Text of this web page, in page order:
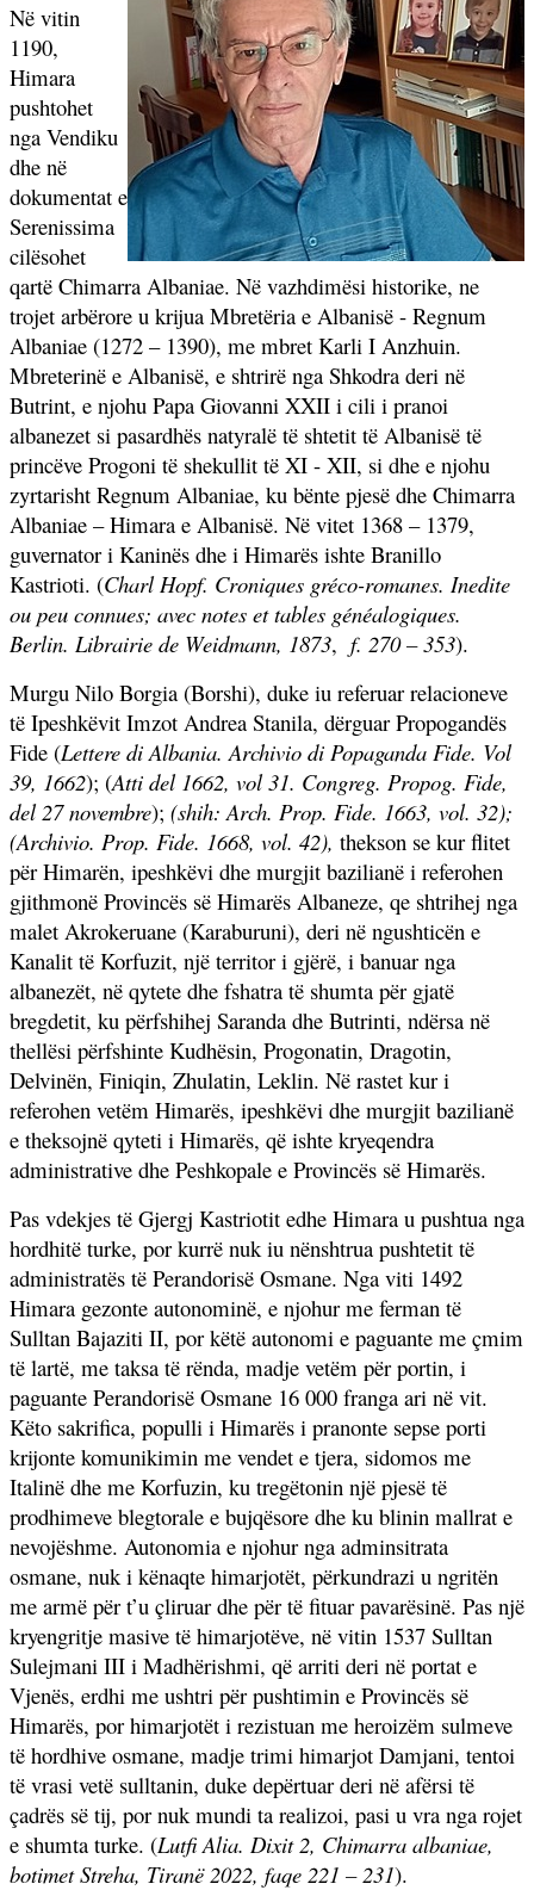
Në vitin
1190,
Himara
pushtohet
nga Vendiku
dhe në
dokumentat e
Serenissima
cilësohet
qartë Chimarra Albaniae. Në vazhdimësi historike, ne
trojet arbërore u krijua Mbretëria e Albanisë - Regnum
Albaniae (1272 – 1390), me mbret Karli I Anzhuin.
Mbreterinë e Albanisë, e shtrirë nga Shkodra deri në
Butrint, e njohu Papa Giovanni XXII i cili i pranoi
albanezet si pasardhës natyralë të shtetit të Albanisë të
princëve Progoni të shekullit të XI - XII, si dhe e njohu
zyrtarisht Regnum Albaniae, ku bënte pjesë dhe Chimarra
Albaniae – Himara e Albanisë. Në vitet 1368 – 1379,
guvernator i Kaninës dhe i Himarës ishte Branillo
Kastrioti. (Charl Hopf. Croniques gréco-romanes. Inedite
ou peu connues; avec notes et tables généalogiques.
Berlin. Librairie de Weidmann, 1873, f. 270 – 353).
Murgu Nilo Borgia (Borshi), duke iu referuar relacioneve
të Ipeshkëvit Imzot Andrea Stanila, dërguar Propogandës
Fide (Lettere di Albania. Archivio di Popaganda Fide. Vol
39, 1662); (Atti del 1662, vol 31. Congreg. Propog. Fide,
del 27 novembre); (shih: Arch. Prop. Fide. 1663, vol. 32);
(Archivio. Prop. Fide. 1668, vol. 42), thekson se kur flitet
për Himarën, ipeshkëvi dhe murgjit bazilianë i referohen
gjithmonë Provincës së Himarës Albaneze, qe shtrihej nga
malet Akrokeruane (Karaburuni), deri në ngushticën e
Kanalit të Korfuzit, një territor i gjërë, i banuar nga
albanezët, në qytete dhe fshatra të shumta për gjatë
bregdetit, ku përfshihej Saranda dhe Butrinti, ndërsa në
thellësi përfshinte Kudhësin, Progonatin, Dragotin,
Delvinën, Finiqin, Zhulatin, Leklin. Në rastet kur i
referohen vetëm Himarës, ipeshkëvi dhe murgjit bazilianë
e theksojnë qyteti i Himarës, që ishte kryeqendra
administrative dhe Peshkopale e Provincës së Himarës.
Pas vdekjes të Gjergj Kastriotit edhe Himara u pushtua nga
hordhitë turke, por kurrë nuk iu nënshtrua pushtetit të
administratës të Perandorisë Osmane. Nga viti 1492
Himara gezonte autonominë, e njohur me ferman të
Sulltan Bajaziti II, por këtë autonomi e paguante me çmim
të lartë, me taksa të rënda, madje vetëm për portin, i
paguante Perandorisë Osmane 16 000 franga ari në vit.
Këto sakrifica, populli i Himarës i pranonte sepse porti
krijonte komunikimin me vendet e tjera, sidomos me
Italinë dhe me Korfuzin, ku tregëtonin një pjesë të
prodhimeve blegtorale e bujqësore dhe ku blinin mallrat e
nevojëshme. Autonomia e njohur nga adminsitrata
osmane, nuk i kënaqte himarjotët, përkundrazi u ngritën
me armë për t’u çliruar dhe për të fituar pavarësinë. Pas një
kryengritje masive të himarjotëve, në vitin 1537 Sulltan
Sulejmani III i Madhërishmi, që arriti deri në portat e
Vjenës, erdhi me ushtri për pushtimin e Provincës së
Himarës, por himarjotët i rezistuan me heroizëm sulmeve
të hordhive osmane, madje trimi himarjot Damjani, tentoi
të vrasi vetë sulltanin, duke depërtuar deri në afërsi të
çadrës së tij, por nuk mundi ta realizoi, pasi u vra nga rojet
e shumta turke. (Lutfi Alia. Dixit 2, Chimarra albaniae,
botimet Streha, Tiranë 2022, faqe 221 – 231).